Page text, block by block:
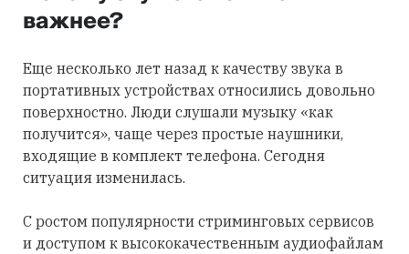
важнее?
Еще несколько лет назад к качеству звука в
портативных устройствах относились довольно
поверхностно. Люди слушали музыку «как
получится», чаще через простые наушники,
входящие в комплект телефона. Сегодня
ситуация изменилась.
С ростом популярности стриминговых сервисов
и доступом к высококачественным аудиофайлам